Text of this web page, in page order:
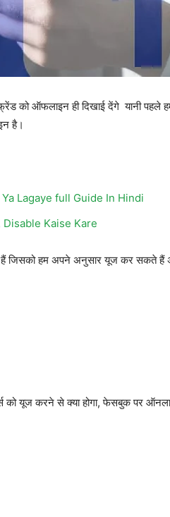
को ऑफलाइन ही दिखाई देंगे यानी पहले
है।
Lagaye full Guide In Hindi
Kaise Kare
जिसको हम अपने अनुसार यूज कर सकते हैं
को यूज करने से क्या होगा, फेसबुक पर